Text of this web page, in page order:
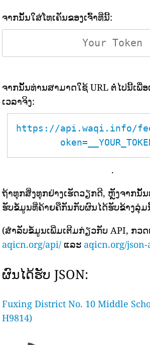
ຈາກນັ້ນໃສ່ໂທເຄັນຂອງເຈົ້າທີ່ນີ້:
ຈາກນັ້ນທ່ານສາມາດໃຊ້ URL ຕໍ່ໄປນີ້ເພື່ອ
ເວລາຈິງ:
https://api.waqi.info/
.
ຖ້າທຸກສິ່ງທຸກຢ່າງເຮັດວຽກດີ, ຫຼັງຈາກນັ້
ຮັບຂໍ້ມູນທີ່ຄ້າຍຄືກັນກັບຜົນໄດ້ຮັບຂ້າງລຸ່ມ
(ສຳລັບຂໍ້ມູນເພີ່ມເຕີມກ່ຽວກັບ API, ກວດ
aqicn.org/api/ ແລະ aqicn.org/
ຜົນໄດ້ຮັບ JSON:
Fuxing District No. 10 Middle
H9814)